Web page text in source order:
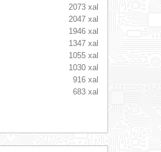
2073 xal
2047 xal
1946 xal
1347 xal
1055 xal
1030 xal
916 xal
683 xal